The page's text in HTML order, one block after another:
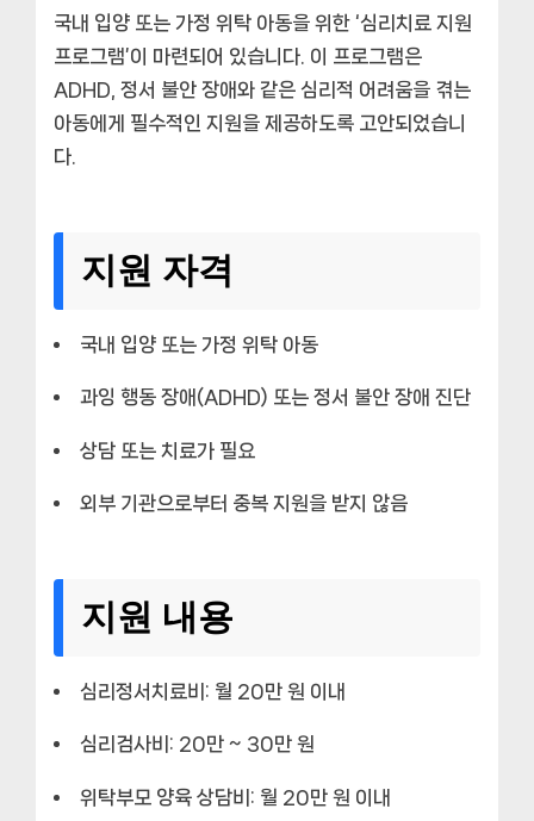
국내 입양 또는 가정 위탁 아동을 위한 ‘심리치료 지원
프로그램’이 마련되어 있습니다. 이 프로그램은
ADHD, 정서 불안 장애와 같은 심리적 어려움을 겪는
아동에게 필수적인 지원을 제공하도록 고안되었습니
다.
지원 자격
국내 입양 또는 가정 위탁 아동
과잉 행동 장애(ADHD) 또는 정서 불안 장애 진단
상담 또는 치료가 필요
외부 기관으로부터 중복 지원을 받지 않음
지원 내용
심리정서치료비: 월 20만 원 이내
심리검사비: 20만 ~ 30만 원
위탁부모 양육 상담비: 월 20만 원 이내